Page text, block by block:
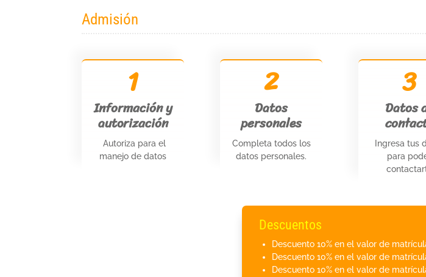
Admisión
1
Información y
autorización
Autoriza para el
manejo de datos
2
Datos
personales
Completa todos los
datos personales.
3
Datos
Ingresa tus
para
Descuentos
Descuento 10% en el valor de
Descuento 10% en el valor de
Descuento 10% en el valor de